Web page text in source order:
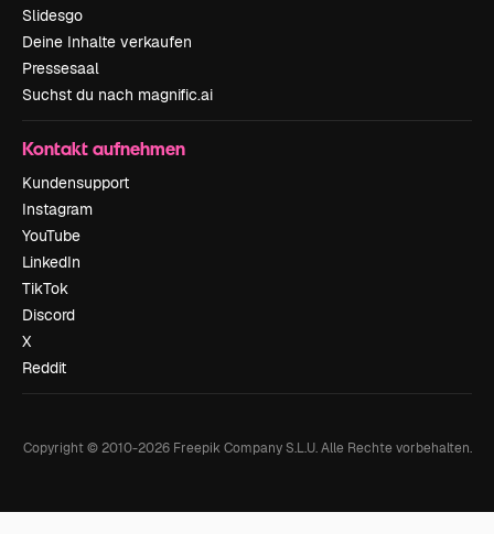
Slidesgo
Deine Inhalte verkaufen
Pressesaal
Suchst du nach magnific.ai
Kontakt aufnehmen
Kundensupport
Instagram
YouTube
LinkedIn
TikTok
Discord
X
Reddit
Copyright © 2010-2026Freepik Company S.L.U. Alle Rechte vorbehalten.